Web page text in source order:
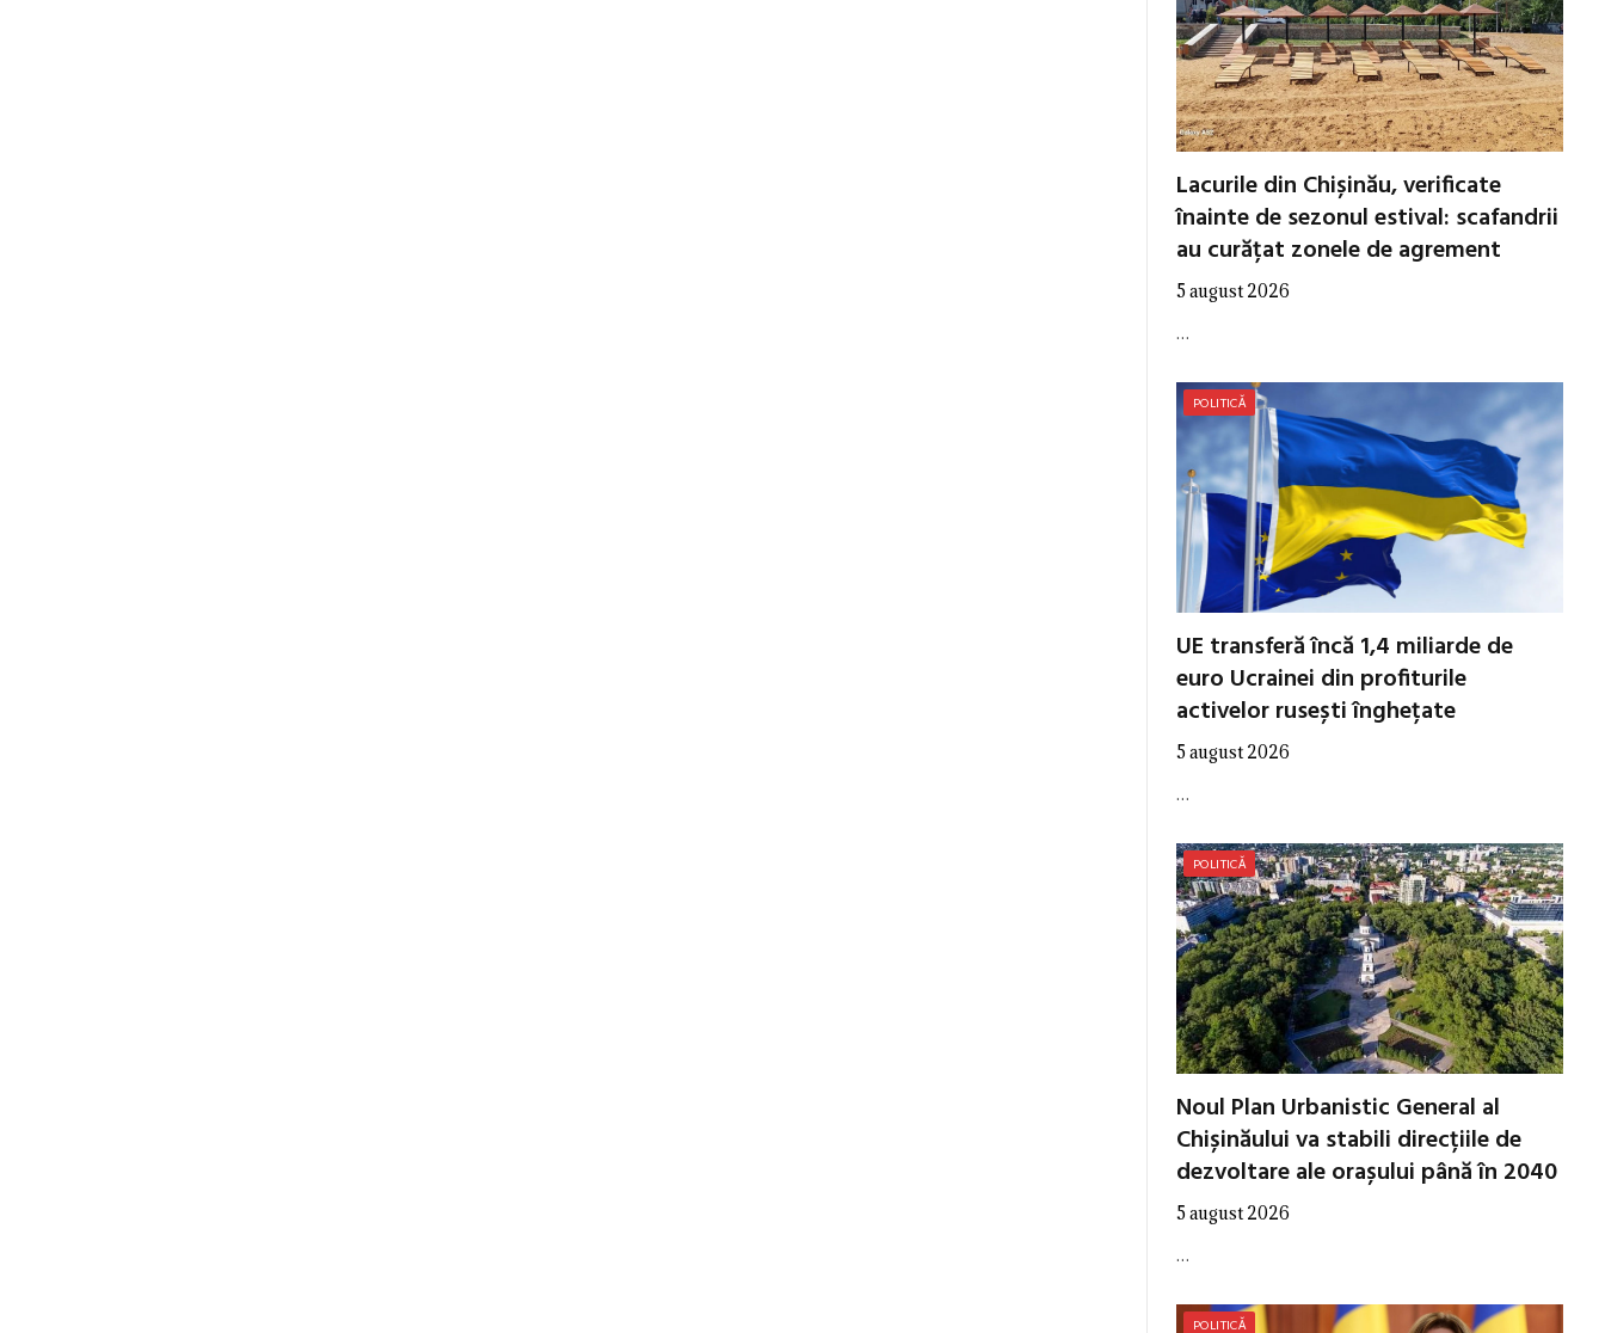
Lacurile din Chișinău, verificate
înainte de sezonul estival: scafandrii
au curățat zonele de agrement
5 august 2026
…
POLITICĂ
UE transferă încă 1,4 miliarde de
euro Ucrainei din profiturile
activelor rusești înghețate
5 august 2026
…
POLITICĂ
Noul Plan Urbanistic General al
Chișinăului va stabili direcțiile de
dezvoltare ale orașului până în 2040
5 august 2026
…
POLITICĂ